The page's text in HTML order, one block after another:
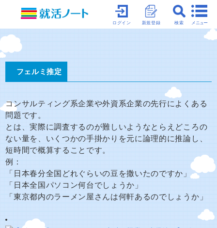
メニュー
検索
新規登録
ログイン
フェルミ推定
コンサルティング系企業や外資系企業の先行によくある
問題です。
とは、実際に調査するのが難しいようなとらえどころの
ない量を、いくつかの手掛かりを元に論理的に推論し、
短時間で概算することです。
例：
「日本春分全国どれぐらいの豆を撒いたのですか」
「日本全国パソコン何台でしょうか」
「東京都内のラーメン屋さんは何軒あるのでしょうか」